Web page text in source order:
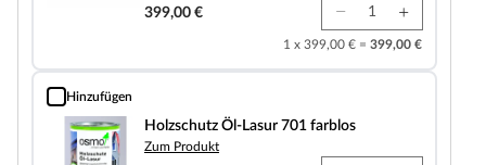
399,00 €
1 x 399,00 € = 399,00 €
Hinzufügen
Holzschutz Öl-Lasur 701 farblos
Holzschutz Öl-Lasur 701 farblos
Zum Produkt